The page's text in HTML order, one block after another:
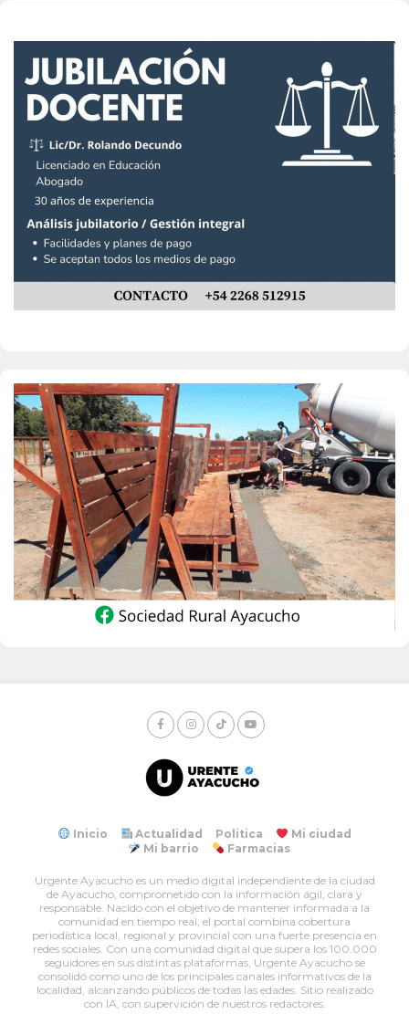
Inicio Actualidad Politica
Mi ciudad
Mi barrio
Farmacias
Urgente Ayacucho es un medio digital independiente de la ciudad
de Ayacucho, comprometido con la información ágil, clara y
responsable. Nacido con el objetivo de mantener informada a la
comunidad en tiempo real, el portal combina cobertura
periodística local, regional y provincial con una fuerte presencia en
redes sociales. Con una comunidad digital que supera los 100.000
seguidores en sus distintas plataformas, Urgente Ayacucho se
consolidó como uno de los principales canales informativos de la
localidad, alcanzando públicos de todas las edades. Sitio realizado
con IA, con supervición de nuestros redactores.